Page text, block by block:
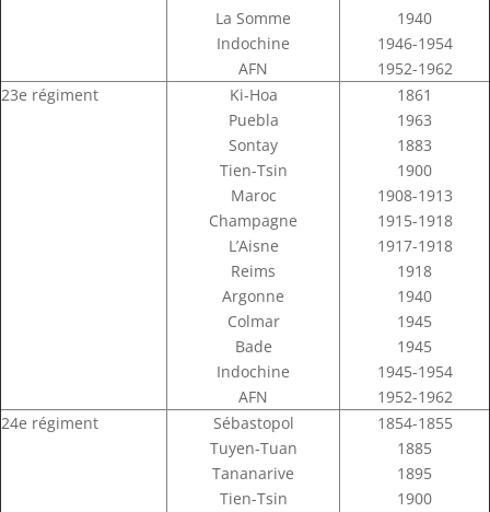
La Somme
Indochine
AFN
1940
1946-1954
1952-1962
23e régiment
Ki-Hoa
Puebla
Sontay
Tien-Tsin
Maroc
Champagne
L’Aisne
Reims
Argonne
Colmar
Bade
Indochine
AFN
1861
1963
1883
1900
1908-1913
1915-1918
1917-1918
1918
1940
1945
1945
1945-1954
1952-1962
24e régiment
Sébastopol
Tuyen-Tuan
Tananarive
Tien-Tsin
1854-1855
1885
1895
1900